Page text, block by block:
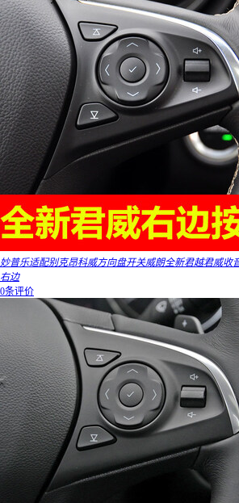
妙普乐适配别克昂科威方向盘开关威朗全新君越君威收
右边
0条评价